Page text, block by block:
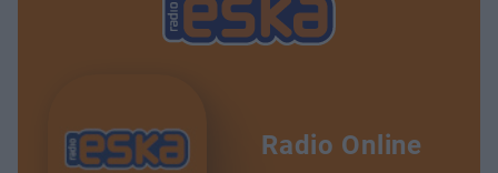
Radio Online